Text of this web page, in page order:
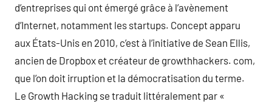
d’entreprises qui ont émergé grâce à l’avènement
d’Internet, notamment les startups. Concept apparu
aux États-Unis en 2010, c’est à l’initiative de Sean Ellis,
ancien de Dropbox et créateur de growthhackers. com,
que l’on doit irruption et la démocratisation du terme.
Le Growth Hacking se traduit littéralement par «